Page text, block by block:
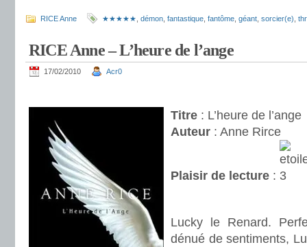
RICE Anne ★★★★★ démon fantastique fantôme géant sorcier(e)
RICE Anne – L’heure de l’ange
17/02/2010 Acr0
Titre : L’heure de l’ange
Auteur : Anne Rirce
Plaisir de lecture :
Lucky le Renard.
dénué de sentiments,